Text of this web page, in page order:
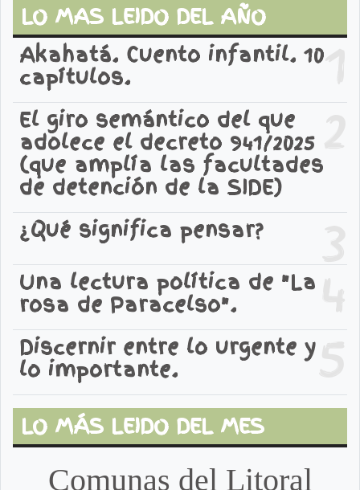
LO MAS LEIDO DEL AÑO
1
Akahatá. Cuento infantil. 10
capítulos.
2
El giro semántico del que
adolece el decreto 941/2025
(que amplía las facultades
de detención de la SIDE)
3
¿Qué significa pensar?
4
Una lectura política de "La
rosa de Paracelso".
5
Discernir entre lo urgente y
lo importante.
LO MÁS LEIDO DEL MES
Comunas del Litoral